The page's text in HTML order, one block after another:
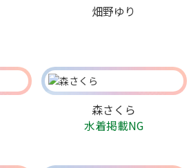
畑野ゆり
森さくら
水着掲載NG